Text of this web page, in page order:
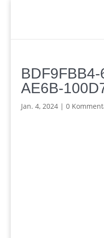
AE6B-
Jan. 4, 2024| 0